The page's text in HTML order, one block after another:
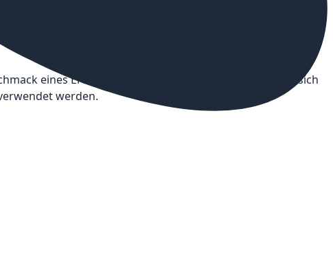
eines Erdbeer-Vanille-Sahne-Milkshakes entfaltet sich
werden.